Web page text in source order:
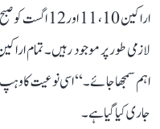
لازمی طور پر موجود رہیں۔ تمام
اہم سمجھا جائے۔‘‘ اسی نوعیت کا
جاری کیا گیا ہے۔